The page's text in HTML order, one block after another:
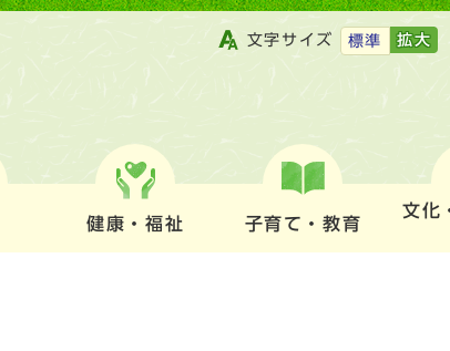
文字サイズ 標準 拡大
健康・福祉 子育て・教育
文化